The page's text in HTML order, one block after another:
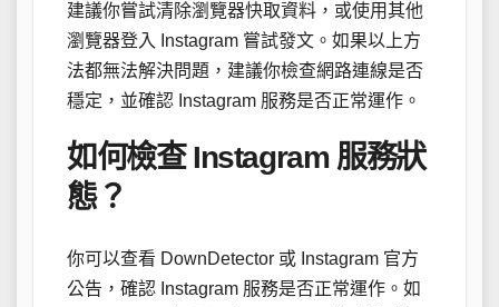
建議你嘗試清除瀏覽器快取資料，或使用其他
瀏覽器登入 Instagram 嘗試發文。如果以上方
法都無法解決問題，建議你檢查網路連線是否
穩定，並確認 Instagram 服務是否正常運作。
如何檢查 Instagram 服務狀
態？
你可以查看 DownDetector 或 Instagram 官方
公告，確認 Instagram 服務是否正常運作。如